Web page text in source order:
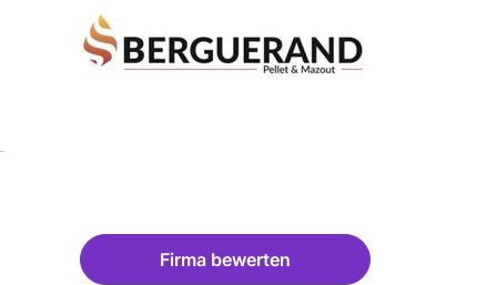
Firma bewerten